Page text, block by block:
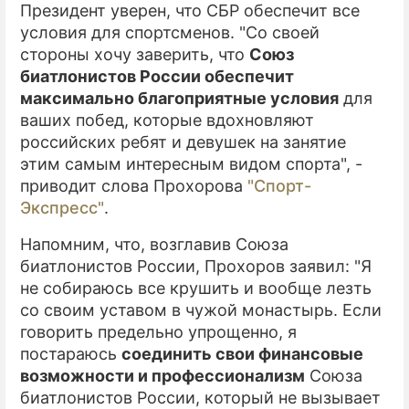
Президент уверен, что СБР обеспечит все
условия для спортсменов. "Со своей
стороны хочу заверить, что Союз
биатлонистов России обеспечит
максимально благоприятные условия для
ваших побед, которые вдохновляют
российских ребят и девушек на занятие
этим самым интересным видом спорта", -
приводит слова Прохорова "Спорт-
Экспресс".
Напомним, что, возглавив Союза
биатлонистов России, Прохоров заявил: "Я
не собираюсь все крушить и вообще лезть
со своим уставом в чужой монастырь. Если
говорить предельно упрощенно, я
постараюсь соединить свои финансовые
возможности и профессионализм Союза
биатлонистов России, который не вызывает